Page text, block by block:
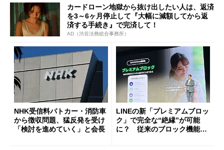
カードローン地獄から抜け出したい人は、返済
を3～6ヶ月停止して『大幅に減額してから返
済する手続き』で完済して！
AD（渋谷法務総合事務所）
NHK受信料パトカー・消防車
から徴収問題、猛反発を受け
「検討を進めていく」と会長
LINEの新「プレミアムブロッ
ク」で完全な“絶縁”が可能
に？ 従来のブロック機能と